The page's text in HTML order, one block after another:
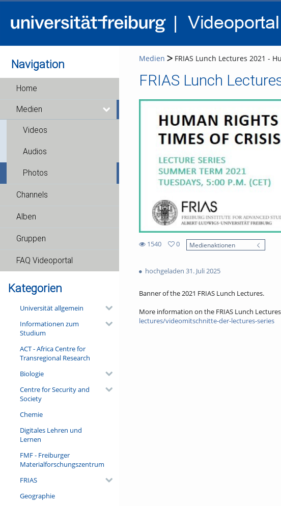
Navigation
Home
Medien
Videos
Audios
Photos
Channels
Alben
Gruppen
FAQ Videoportal
Kategorien
Universität allgemein
Informationen zum
Studium
ACT - Africa Centre for
Transregional Research
Biologie
Centre for Security and
Society
Chemie
Digitales Lehren und
Lernen
FMF - Freiburger
Materialforschungszentrum
FRIAS
Geographie
Medien FRIAS Lunch Lectures 2021 -
FRIAS Lunch
1540
views
0
Medienaktionen
hochgeladen 31. Juli 2025
Banner of the 2021 FRIAS Lunch Lectures.
More information on the FRIAS Lunch
lectures/videomitschnitte-der-lectures-series